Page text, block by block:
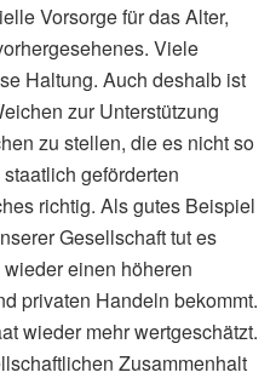
Vorsorge für das Alter,
Viele
Haltung. Auch deshalb ist
zur Unterstützung
zu stellen, die es nicht so
geförderten
richtig. Als gutes Beispiel
Gesellschaft tut es
einen höheren
privaten Handeln bekommt.
wieder mehr wertgeschätzt.
Zusammenhalt